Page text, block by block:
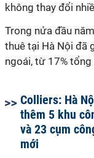
không thay đổi
Trong nửa đầu
thuê tại Hà Nội đã
ngoái, từ 17%
Colliers: Hà
thêm 5 khu
và 23 cụm
mới